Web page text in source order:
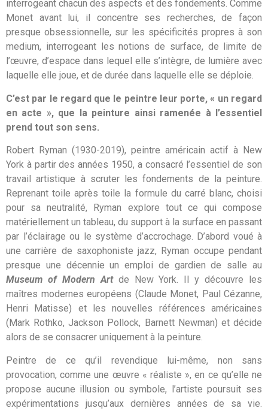
interrogeant chacun des aspects et des fondements. Comme
Monet avant lui, il concentre ses recherches, de façon
presque obsessionnelle, sur les spécificités propres à son
medium, interrogeant les notions de surface, de limite de
l’œuvre, d’espace dans lequel elle s’intègre, de lumière avec
laquelle elle joue, et de durée dans laquelle elle se déploie.
C’est par le regard que le peintre leur porte, « un regard
en acte », que la peinture ainsi ramenée à l’essentiel
prend tout son sens.
Robert Ryman (1930-2019), peintre américain actif à New
York à partir des années 1950, a consacré l’essentiel de son
travail artistique à scruter les fondements de la peinture.
Reprenant toile après toile la formule du carré blanc, choisi
pour sa neutralité, Ryman explore tout ce qui compose
matériellement un tableau, du support à la surface en passant
par l’éclairage ou le système d’accrochage. D’abord voué à
une carrière de saxophoniste jazz, Ryman occupe pendant
presque une décennie un emploi de gardien de salle au
Museum of Modern Artde New York. Il y découvre les
maîtres modernes européens (Claude Monet, Paul Cézanne,
Henri Matisse) et les nouvelles références américaines
(Mark Rothko, Jackson Pollock, Barnett Newman) et décide
alors de se consacrer uniquement à la peinture.
Peintre de ce qu’il revendique lui-même, non sans
provocation, comme une œuvre « réaliste », en ce qu’elle ne
propose aucune illusion ou symbole, l’artiste poursuit ses
expérimentations jusqu’aux dernières années de sa vie.